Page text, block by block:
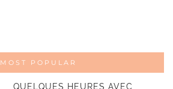
MOST POPULAR
QUELQUES HEURES AVEC